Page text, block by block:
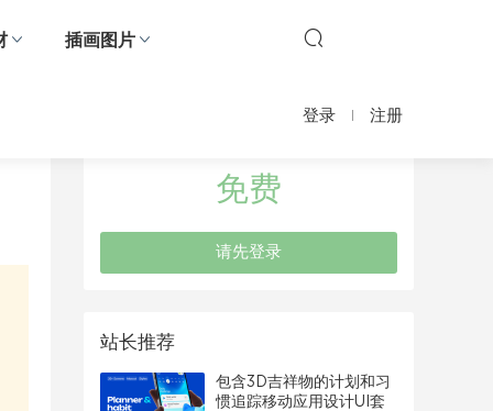
插画图片
登录 注册
免费
请先登录
站长推荐
包含3D吉祥物的计划和习
惯追踪移动应用设计UI套